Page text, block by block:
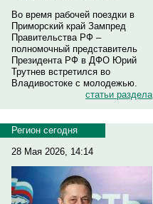
Во время рабочей поездки в
Приморский край Зампред
Правительства РФ –
полномочный представитель
Президента РФ в ДФО Юрий
Трутнев встретился во
Владивостоке с молодежью.
статьи раздела
Регион сегодня
28 Мая 2026, 14:14